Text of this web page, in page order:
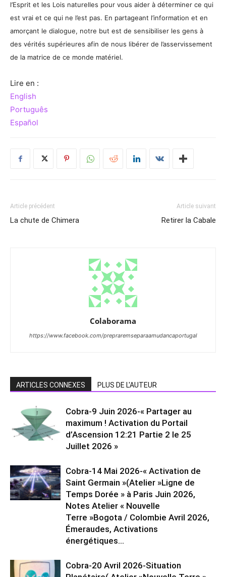
l’Esprit et les Lois naturelles pour vous aider à déterminer ce qui
est vrai et ce qui ne l’est pas. En partageant l’information et en
amorçant le dialogue, notre but est de sensibiliser les gens à
des vérités supérieures afin de nous libérer de l’asservissement
de la matrice de ce monde matériel.
Lire en :
English
Português
Español
Article précédent
La chute de Chimera
Article suivant
Retirer la Cabale
Colaborama
https://www.facebook.com/prepraremseparaamudancaportugal
ARTICLES CONNEXES PLUS DE L'AUTEUR
Cobra-9 Juin 2026-« Partager au
maximum ! Activation du Portail
d’Ascension 12:21 Partie 2 le 25
Juillet 2026 »
Cobra-14 Mai 2026-« Activation de
Saint Germain »(Atelier »Ligne de
Temps Dorée » à Paris Juin 2026,
Notes Atelier « Nouvelle
Terre »Bogota / Colombie Avril 2026,
Émeraudes, Activations
énergétiques...
Cobra-20 Avril 2026-Situation